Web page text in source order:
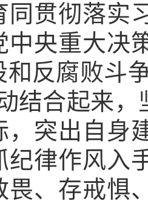
同贯彻落实
中央重大决
和反腐败斗
结合起来
，突出自身
纪律作风入
畏、存戒惧